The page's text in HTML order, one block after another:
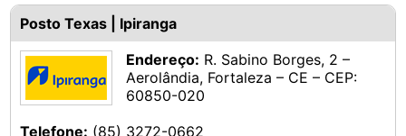
Posto Texas | Ipiranga
Endereço: R. Sabino Borges, 2 –
Aerolândia, Fortaleza – CE – CEP:
60850-020
Telefone: (85) 3272-0662